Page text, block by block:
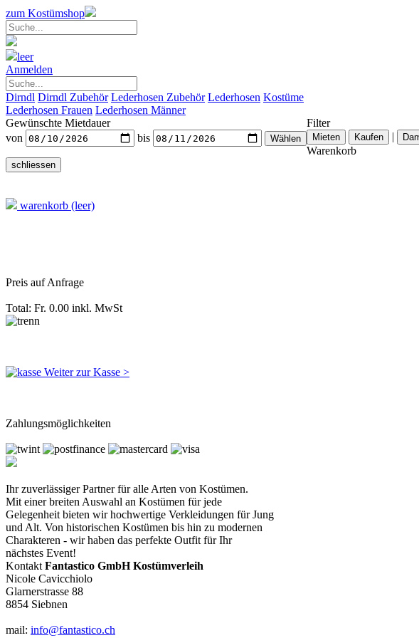
zum Kostümshop
leer
Anmelden
Dirndl Dirndl Zubehör Lederhosen Zubehör Lederhosen Kostüme
Lederhosen Frauen Lederhosen Männer
Gewünschte Mietdauer
von
bis
Filter
|
Warenkorb
warenkorb (leer)
Preis auf Anfrage
Total: Fr. 0.00 inkl. MwSt
Weiter zur Kasse >
Zahlungsmöglichkeiten
Ihr zuverlässiger Partner für alle Arten von Kostümen.
Mit einer breiten Auswahl an Kostümen für jede
Gelegenheit bieten wir hochwertige Verkleidungen für Jung
und Alt. Von historischen Kostümen bis hin zu modernen
Charakteren - wir haben das perfekte Outfit für Ihr
nächstes Event!
Kontakt Fantastico GmbH Kostümverleih
Nicole Cavicchiolo
Glarnerstrasse 88
8854 Siebnen
mail: info@fantastico.ch